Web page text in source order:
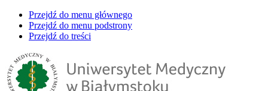
Przejdź do menu głównego
Przejdź do menu podstrony
Przejdź do treści